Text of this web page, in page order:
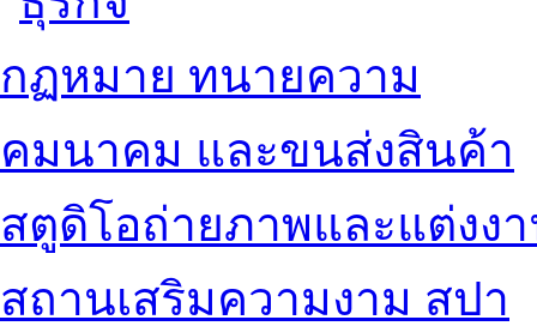
กฏหมาย ทนายความ
คมนาคม และขนส่งสินค้า
สตูดิโอถ่ายภาพและแต่งง
สถานเสริมความงาม สปา